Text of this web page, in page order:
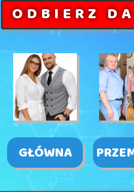
ODBIERZ
GŁÓWNA